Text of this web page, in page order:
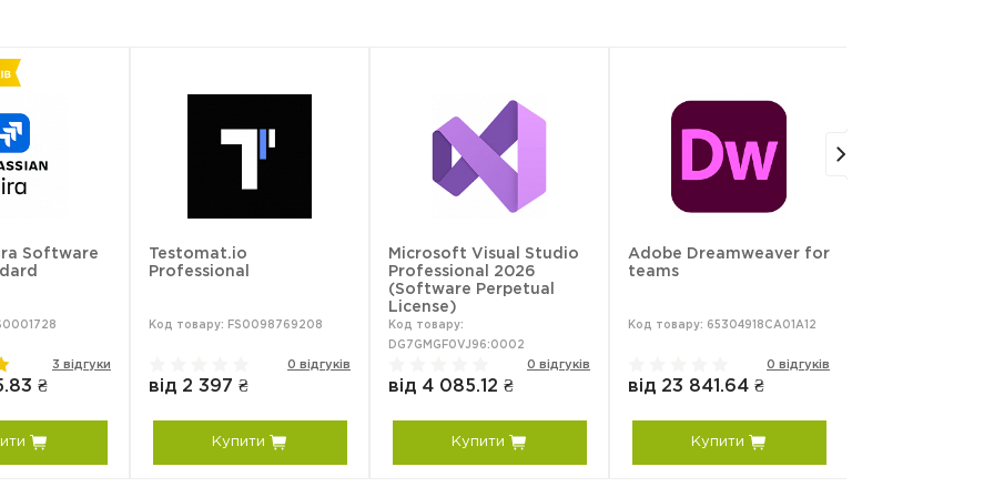
•
•
•
•
Software
3 відгуки
₴
Testomat.io
Professional
Код товару: FS0098769208
0 відгуків
від 2 397 ₴
Купити
Microsoft Visual Studio
Professional 2026
(Software Perpetual
License)
Код товару:
DG7GMGF0VJ96:0002
0 відгуків
від 4 085.12 ₴
Купити
Adobe Dreamweaver for
teams
Код товару: 65304918CA01A12
0 відгуків
від 23 841.64 ₴
Купити